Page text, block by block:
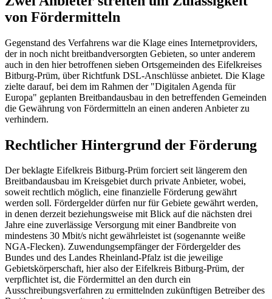
von Fördermitteln
Gegenstand des Verfahrens war die Klage eines Internetproviders,
der in noch nicht breitbandversorgten Gebieten, so unter anderem
auch in den hier betroffenen sieben Ortsgemeinden des Eifelkreises
Bitburg-Prüm, über Richtfunk DSL-Anschlüsse anbietet. Die Klage
zielte darauf, bei dem im Rahmen der "Digitalen Agenda für
Europa" geplanten Breitbandausbau in den betreffenden Gemeinden
die Gewährung von Fördermitteln an einen anderen Anbieter zu
verhindern.
Rechtlicher Hintergrund der Förderung
Der beklagte Eifelkreis Bitburg-Prüm forciert seit längerem den
Breitbandausbau im Kreisgebiet durch private Anbieter, wobei,
soweit rechtlich möglich, eine finanzielle Förderung gewährt
werden soll. Fördergelder dürfen nur für Gebiete gewährt werden,
in denen derzeit beziehungsweise mit Blick auf die nächsten drei
Jahre eine zuverlässige Versorgung mit einer Bandbreite von
mindestens 30 Mbit/s nicht gewährleistet ist (sogenannte weiße
NGA-Flecken). Zuwendungsempfänger der Fördergelder des
Bundes und des Landes Rheinland-Pfalz ist die jeweilige
Gebietskörperschaft, hier also der Eifelkreis Bitburg-Prüm, der
verpflichtet ist, die Fördermittel an den durch ein
Ausschreibungsverfahren zu ermittelnden zukünftigen Betreiber des